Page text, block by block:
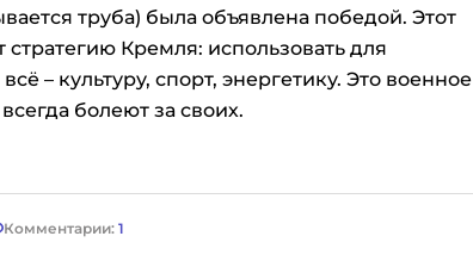
труба) была объявлена победой. Этот
Кремля: использовать для
– культуру, спорт, энергетику. Это военное
болеют за своих.
Комментарии: 1